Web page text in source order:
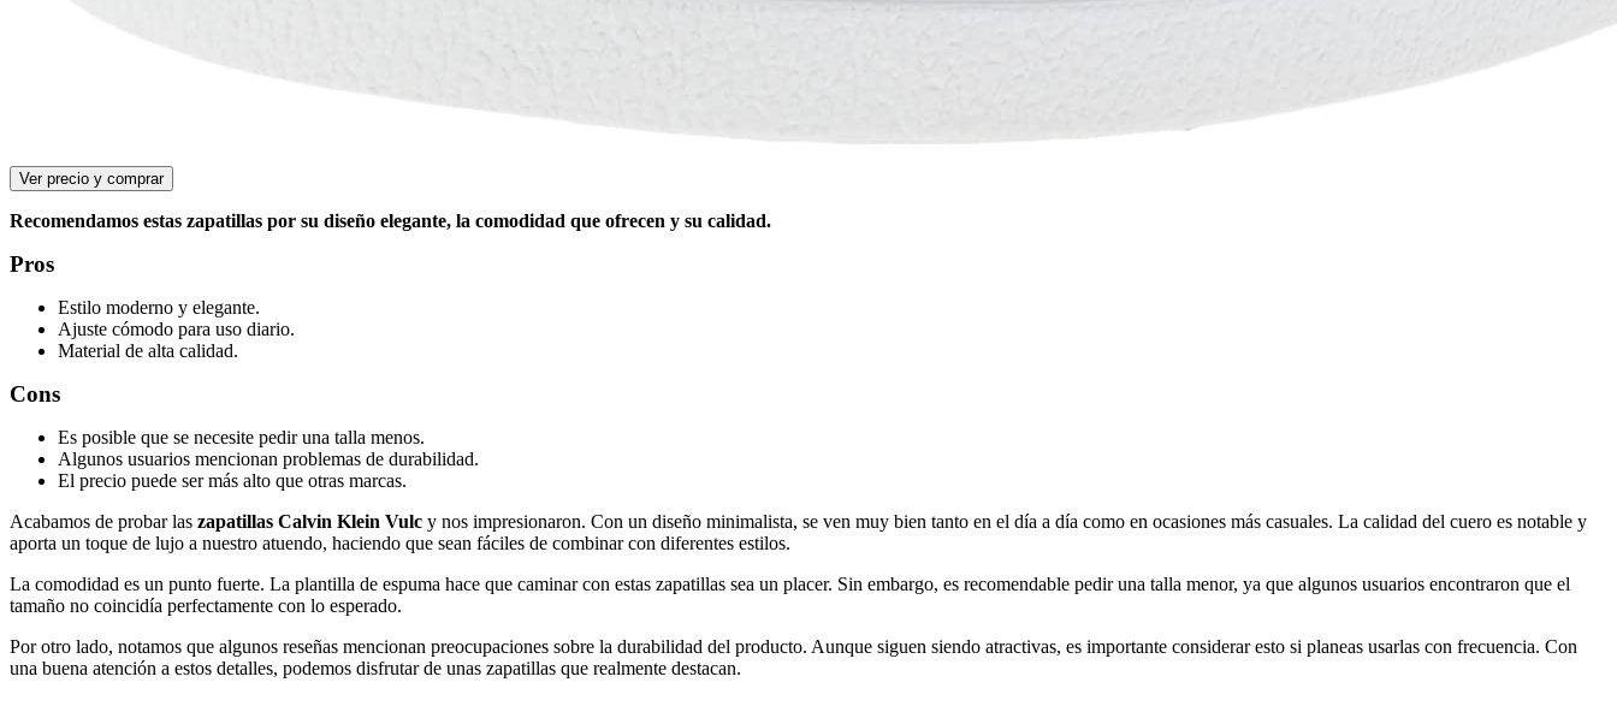
Ver precio y comprar
Recomendamos estas zapatillas por su diseño elegante, la comodidad que ofrecen y su calidad.
Pros
Estilo moderno y elegante.
Ajuste cómodo para uso diario.
Material de alta calidad.
Cons
Es posible que se necesite pedir una talla menos.
Algunos usuarios mencionan problemas de durabilidad.
El precio puede ser más alto que otras marcas.
Acabamos de probar las zapatillas Calvin Klein Vulc y nos impresionaron. Con un diseño minimalista, se ven muy bien tanto en el día a día como en ocasiones más casuales. La calidad del cuero es notable y
aporta un toque de lujo a nuestro atuendo, haciendo que sean fáciles de combinar con diferentes estilos.
La comodidad es un punto fuerte. La plantilla de espuma hace que caminar con estas zapatillas sea un placer. Sin embargo, es recomendable pedir una talla menor, ya que algunos usuarios encontraron que el
tamaño no coincidía perfectamente con lo esperado.
Por otro lado, notamos que algunos reseñas mencionan preocupaciones sobre la durabilidad del producto. Aunque siguen siendo atractivas, es importante considerar esto si planeas usarlas con frecuencia. Con
una buena atención a estos detalles, podemos disfrutar de unas zapatillas que realmente destacan.